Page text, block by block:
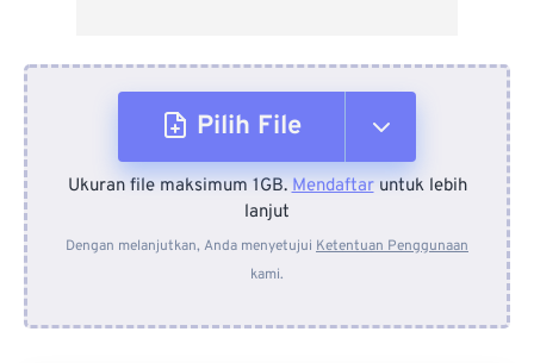
Pilih File
Dari Perangkat
Dari Dropbox
Ukuran file maksimum 1GB.Mendaftaruntuk lebih
lanjut
Dengan melanjutkan, Anda menyetujui Ketentuan Penggunaan
kami.